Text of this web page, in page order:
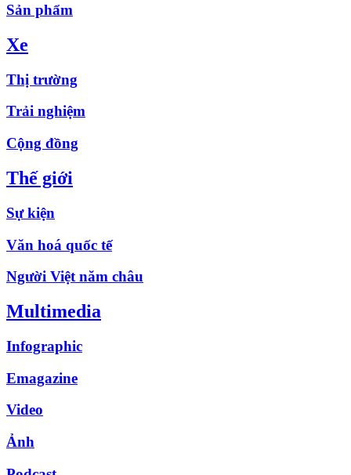
Sản phẩm
Xe
Thị trường
Trải nghiệm
Cộng đồng
Thế giới
Sự kiện
Văn hoá quốc tế
Người Việt năm châu
Multimedia
Infographic
Emagazine
Video
Ảnh